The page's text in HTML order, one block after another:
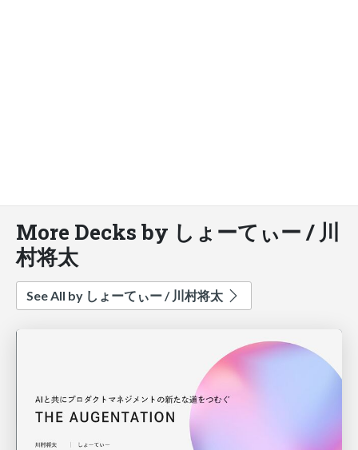
More Decks by しょーてぃー / 川
村将太
See All by しょーてぃー / 川村将太